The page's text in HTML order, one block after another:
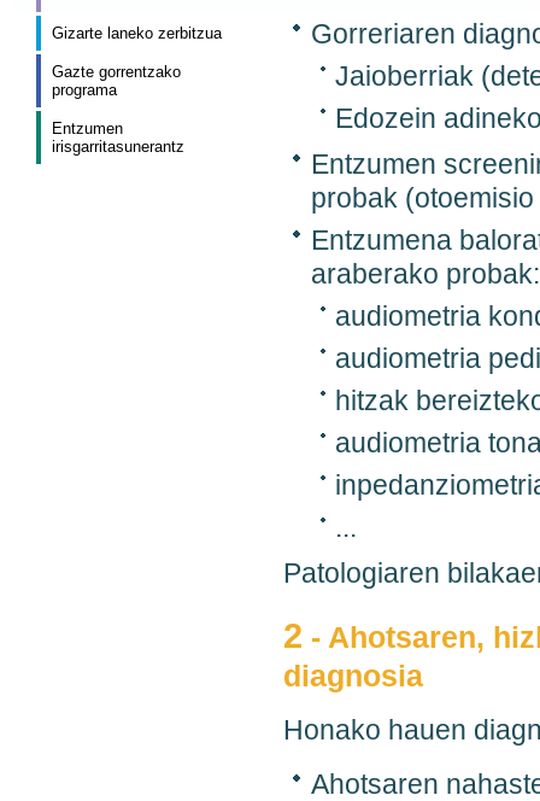
Gorreriaren
Jaioberriak
Edozein
Entzumen
probak
Entzumena
araberako probak:
audiometria
audiometria
hitzak
audiometria
...
Patologiaren
2 - Ahotsaren,
diagnosia
Honako hauen
Ahotsaren
Gizarte laneko zerbitzua
Gazte gorrentzako
programa
Entzumen
irisgarritasunerantz